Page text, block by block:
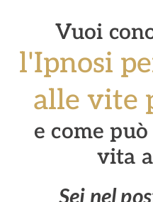
Vuoi
l'Ipnosi
alle vite
e come
vita
Sei nel